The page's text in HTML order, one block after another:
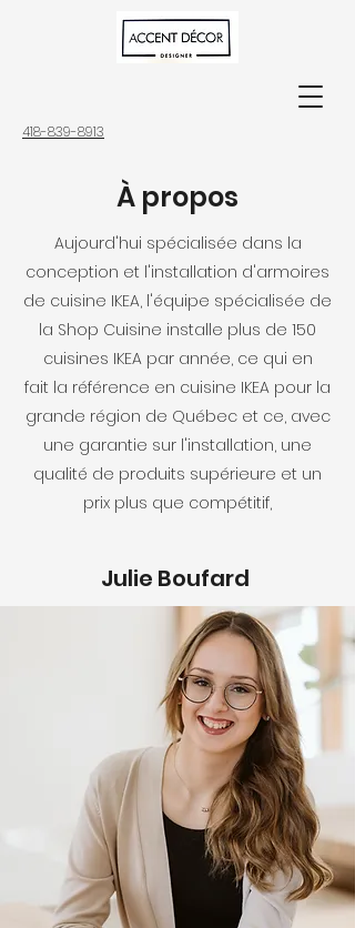
418-839-8913
À propos
Aujourd'hui spécialisée dans la
conception et l'installation d'armoires
de cuisine IKEA, l'équipe spécialisée de
la Shop Cuisine installe plus de 150
cuisines IKEA par année, ce qui en
fait la référence en cuisine IKEA pour la
grande région de Québec et ce, avec
une garantie sur l'installation, une
qualité de produits supérieure et un
prix plus que compétitif,
Julie Boufard